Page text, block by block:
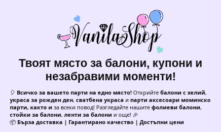
Твоят място за балони, купони и
незабравими моменти!
🎈 Всичко за вашето парти на едно място! Открийте балони с хелий,
украса за рожден ден, сватбена украса и парти аксесоари моминско
парти, както и за всеки повод! Разгледайте нашите фолиеви балони,
стойки за балони, ленти за балони и още! 🎉
📦 Бърза доставка | Гарантирано качество | Достъпни цени